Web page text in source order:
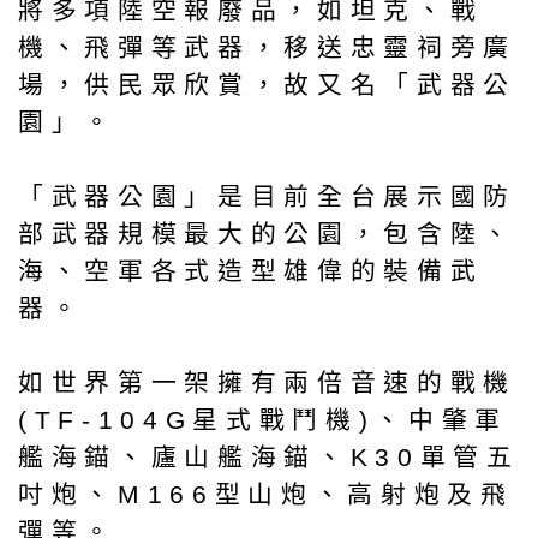
將多項陸空報廢品，如坦克、戰
機、飛彈等武器，移送忠靈祠旁廣
場，供民眾欣賞，故又名「武器公
園」。
「武器公園」是目前全台展示國防
部武器規模最大的公園，包含陸、
海、空軍各式造型雄偉的裝備武
器。
如世界第一架擁有兩倍音速的戰機
(TF-104G星式戰鬥機)、中肇軍
艦海錨、廬山艦海錨、K30單管五
吋炮、M166型山炮、高射炮及飛
彈等。